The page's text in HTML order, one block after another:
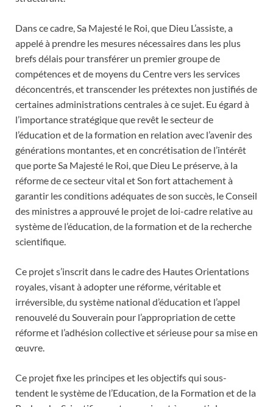
Dans ce cadre, Sa Majesté le Roi, que Dieu L’assiste, a
appelé à prendre les mesures nécessaires dans les plus
brefs délais pour transférer un premier groupe de
compétences et de moyens du Centre vers les services
déconcentrés, et transcender les prétextes non justifiés de
certaines administrations centrales à ce sujet. Eu égard à
l’importance stratégique que revêt le secteur de
l’éducation et de la formation en relation avec l’avenir des
générations montantes, et en concrétisation de l’intérêt
que porte Sa Majesté le Roi, que Dieu Le préserve, à la
réforme de ce secteur vital et Son fort attachement à
garantir les conditions adéquates de son succès, le Conseil
des ministres a approuvé le projet de loi-cadre relative au
système de l’éducation, de la formation et de la recherche
scientifique.
Ce projet s’inscrit dans le cadre des Hautes Orientations
royales, visant à adopter une réforme, véritable et
irréversible, du système national d’éducation et l’appel
renouvelé du Souverain pour l’appropriation de cette
réforme et l’adhésion collective et sérieuse pour sa mise en
œuvre.
Ce projet fixe les principes et les objectifs qui sous-
tendent le système de l’Education, de la Formation et de la